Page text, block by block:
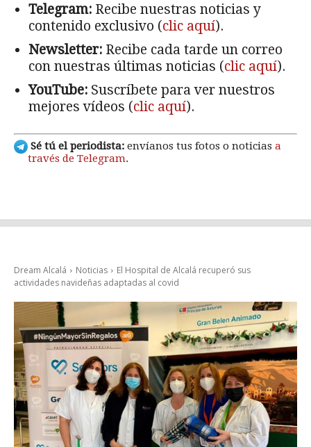
Telegram: Recibe nuestras noticias y
contenido exclusivo (clic aquí).
Newsletter: Recibe cada tarde un correo
con nuestras últimas noticias (clic aquí).
YouTube: Suscríbete para ver nuestros
mejores vídeos (clic aquí).
Sé tú el periodista: envíanos tus fotos o noticias a
través de Telegram.